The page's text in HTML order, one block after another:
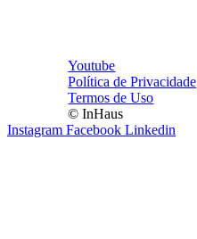
Youtube
Política de Privacidade
Termos de Uso
© InHaus
Instagram Facebook Linkedin